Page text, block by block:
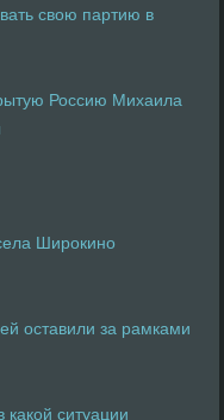
свою партию в
Россию Михаила
Широкино
оставили за рамками